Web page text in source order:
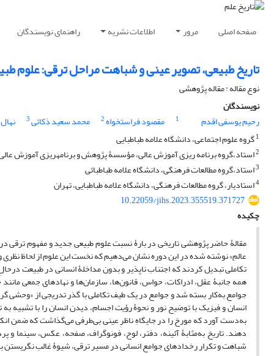
صفحه اصلی مرور اطلاعات نشریه راهنمای نویسندگان
تاریخ طبیعی، تصویر عینی و شباهت مراحل ترقی: علوم
نوع مقاله : مقاله پژوهشی
نویسندگان
رحیم یوسفی اقدم
1 مقصود فراستخواه2 محمد سعید ذکائی3
1گروه علوم اجتماعی، دانشگاه علامه طباطبایی
2استاد،گروه برنامه ریزی آموزش عالی، مؤسسۀ پژوهش و برنامهریزی آموزش
3استاد،گروه مطالعات فرهنگی، دانشگاه علامه طباطبائی
4استادیار، گروه مطالعات فرهنگی، دانشگاه علامه طباطبایی، تهران
10.22059/jihs.2023.355519.371727
چکیده
مقالۀ حاضر پژوهشی تاریخی در بارۀ نسبت علوم طبیعی جدید و مفهوم ترقی
عالمِ» نوشته شده در این دوره نشان می‌دهیم که نخست این علوم از لحاظ نظری
تکاملی تبدیل کردند که اجتناب ناپذیر و بدون مداخلۀ انسانی در طبیعت
همه جانبۀ عقل، ادراکات، حواس، قانون‌ها، سازمان‌ها و نهادهای جمعی
جوامع به‌کار بسته شد و جوامع در یک طیف تکاملی با گذر تدریجی از
انسان و فیزیک با توضیح نور و نحوۀ رؤیت اجسام، دیدن انسان را با
به‌دست آورد که مورخ را در جایگاهِ ناظرِ عینی بی‌طرفی می‌گذاشت که ضمن
دهند. تاریخ به‌مثابۀ آئینه، دفتر، لوح، فونوگراف، صفحه، عکس،
شباهت و تکرار رخدادهای جوامع انسانی در مسیر ترقی، شیوۀ غالب